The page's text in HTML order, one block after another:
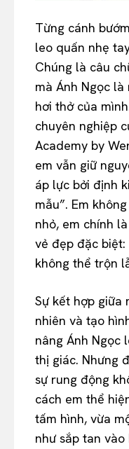
Từng cánh
leo quấn nhẹ
Chúng là câu
mà Ánh Ngọc là
hơi thở của
chuyên nghiệp
Academy by
em vẫn giữ
áp lực bởi định
mẫu”. Em
nhỏ, em chính
vẻ đẹp đặc
không thể trộn
Sự kết hợp giữa
nhiên và tạo
nâng Ánh Ngọc
thị giác. Nhưng
sự rung động
cách em thể
tấm hình, vừa
như sắp tan